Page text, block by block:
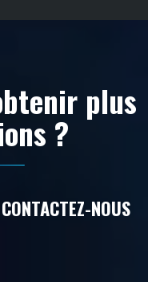
plus
?
CONTACTEZ-NOUS